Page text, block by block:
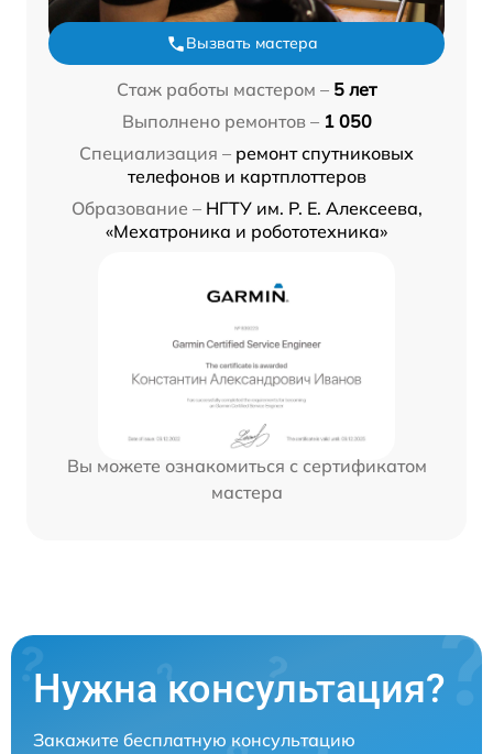
Вызвать мастера
Стаж работы мастером – 5 лет
Выполнено ремонтов – 1 050
Специализация – ремонт спутниковых
телефонов и картплоттеров
Образование – НГТУ им. Р. Е. Алексеева,
«Мехатроника и робототехника»
Вы можете ознакомиться с сертификатом
мастера
Нужна консультация?
Закажите бесплатную консультацию